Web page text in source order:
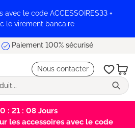
avec le code ACCESSOIRES33 +
le virement bancaire
Livraison offerte
Nous contacter
: 21 : 08Jours
les accessoires avec le code